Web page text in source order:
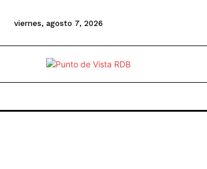
viernes, agosto 7, 2026